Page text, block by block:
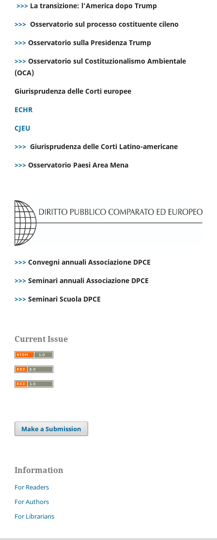
>>> La transizione: l’America dopo Trump
>>> Osservatorio sul processo costituente cileno
>>> Osservatorio sulla Presidenza Trump
>>> Osservatorio sul Costituzionalismo Ambientale
(OCA)
Giurisprudenza delle Corti europee
ECHR
CJEU
>>> Giurisprudenza delle Corti Latino-americane
>>> Osservatorio Paesi Area Mena
>>> Convegni annuali Associazione DPCE
>>> Seminari annuali Associazione DPCE
>>> Seminari Scuola DPCE
Current Issue
Make a Submission
Information
For Readers
For Authors
For Librarians